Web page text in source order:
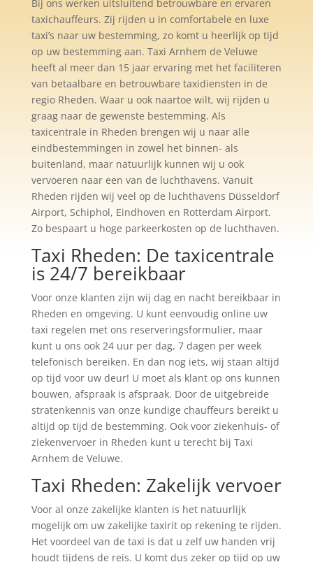
Bij ons werken uitsluitend betrouwbare en ervaren
taxichauffeurs. Zij rijden u in comfortabele en luxe
taxi’s naar uw bestemming, zo komt u heerlijk op tijd
op uw bestemming aan. Taxi Arnhem de Veluwe
heeft al meer dan 15 jaar ervaring met het faciliteren
van betaalbare en betrouwbare taxidiensten in de
regio Rheden. Waar u ook naartoe wilt, wij rijden u
graag naar de gewenste bestemming. Als
taxicentrale in Rheden brengen wij u naar alle
eindbestemmingen in zowel het binnen- als
buitenland, maar natuurlijk kunnen wij u ook
vervoeren naar een van de luchthavens. Vanuit
Rheden rijden wij veel op de luchthavens Düsseldorf
Airport, Schiphol, Eindhoven en Rotterdam Airport.
Zo bespaart u hoge parkeerkosten op de luchthaven.
Taxi Rheden: De taxicentrale
is 24/7 bereikbaar
Voor onze klanten zijn wij dag en nacht bereikbaar in
Rheden en omgeving. U kunt eenvoudig online uw
taxi regelen met ons reserveringsformulier, maar
kunt u ons ook 24 uur per dag, 7 dagen per week
telefonisch bereiken. En dan nog iets, wij staan altijd
op tijd voor uw deur! U moet als klant op ons kunnen
bouwen, afspraak is afspraak. Door de uitgebreide
stratenkennis van onze kundige chauffeurs bereikt u
altijd op tijd de bestemming. Ook voor ziekenhuis- of
ziekenvervoer in Rheden kunt u terecht bij Taxi
Arnhem de Veluwe.
Taxi Rheden: Zakelijk vervoer
Voor al onze zakelijke klanten is het natuurlijk
mogelijk om uw zakelijke taxirit op rekening te rijden.
Het voordeel van de taxi is dat u zelf uw handen vrij
houdt tijdens de reis. U komt dus zeker op tijd op uw